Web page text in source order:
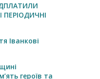
ПЕРІОДИЧНІ
Іванкові
героїв та